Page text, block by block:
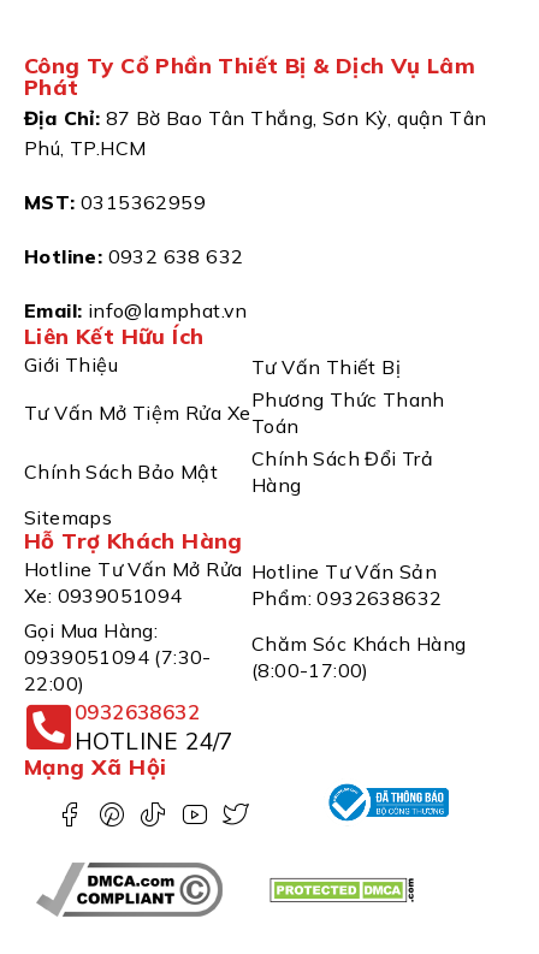
Công Ty Cổ Phần Thiết Bị & Dịch Vụ Lâm
Phát
Địa Chỉ: 87 Bờ Bao Tân Thắng, Sơn Kỳ, quận Tân
Phú, TP.HCM
MST: 0315362959
Hotline: 0932 638 632
Email: info@lamphat.vn
Liên Kết Hữu Ích
Giới Thiệu
Tư Vấn Thiết Bị
Tư Vấn Mở Tiệm Rửa Xe
Phương Thức Thanh
Toán
Chính Sách Bảo Mật
Chính Sách Đổi Trả
Hàng
Sitemaps
Hỗ Trợ Khách Hàng
Hotline Tư Vấn Mở Rửa
Xe: 0939051094
Hotline Tư Vấn Sản
Phẩm: 0932638632
Gọi Mua Hàng:
0939051094 (7:30-
22:00)
Chăm Sóc Khách Hàng
(8:00-17:00)
0932638632
HOTLINE 24/7
Mạng Xã Hội